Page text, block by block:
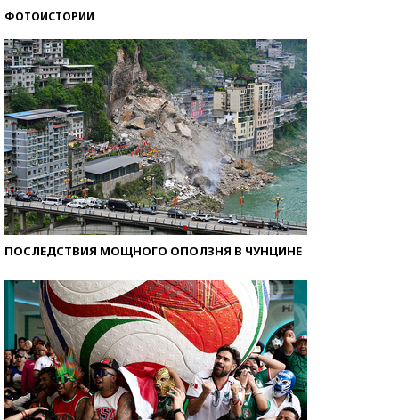
ФОТОИСТОРИИ
ПОСЛЕДСТВИЯ МОЩНОГО ОПОЛЗНЯ В ЧУНЦИНЕ